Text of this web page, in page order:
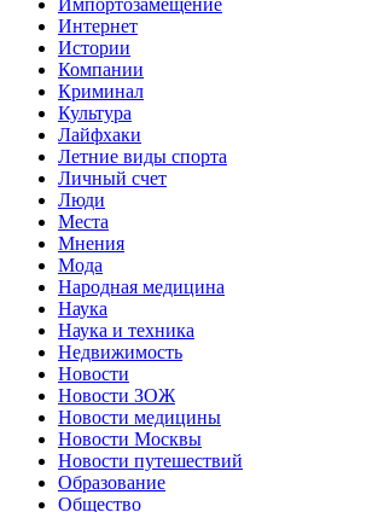
Интернет
Истории
Компании
Криминал
Культура
Лайфхаки
Летние виды спорта
Личный счет
Люди
Места
Мнения
Мода
Народная медицина
Наука
Наука и техника
Недвижимость
Новости
Новости ЗОЖ
Новости медицины
Новости Москвы
Новости путешествий
Образование
Общество